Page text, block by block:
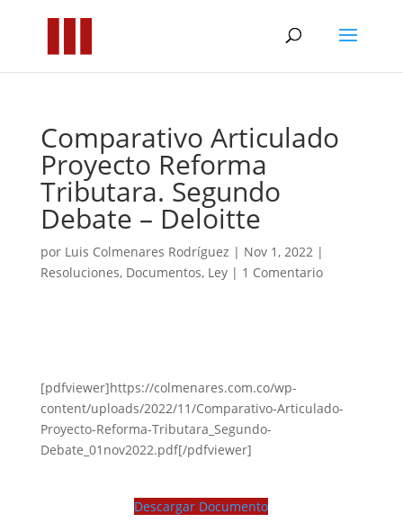
Comparativo Articulado
Proyecto Reforma
Tributara. Segundo
Debate – Deloitte
por Luis Colmenares Rodríguez | Nov 1, 2022|
Resoluciones, Documentos, Ley| 1 Comentario
[pdfviewer]https://colmenares.com.co/wp-
content/uploads/2022/11/Comparativo-Articulado-
Proyecto-Reforma-Tributara_Segundo-
Debate_01nov2022.pdf[/pdfviewer]
Descargar Documento